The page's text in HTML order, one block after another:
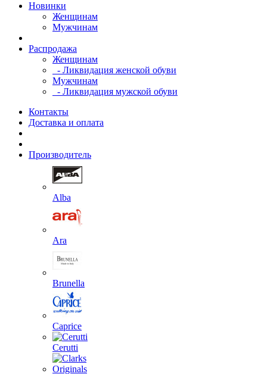
Новинки
Женщинам
Мужчинам
Распродажа
Женщинам
- Ликвидация женской обуви
Мужчинам
- Ликвидация мужской обуви
Контакты
Доставка и оплата
Производитель
Alba
Ara
Brunella
Caprice
Cerutti